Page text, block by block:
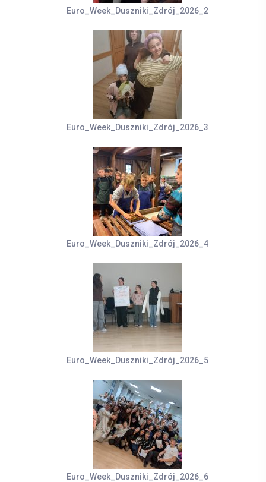
Euro_Week_Duszniki_Zdrój_2026_2
Euro_Week_Duszniki_Zdrój_2026_3
Euro_Week_Duszniki_Zdrój_2026_4
Euro_Week_Duszniki_Zdrój_2026_5
Euro_Week_Duszniki_Zdrój_2026_6